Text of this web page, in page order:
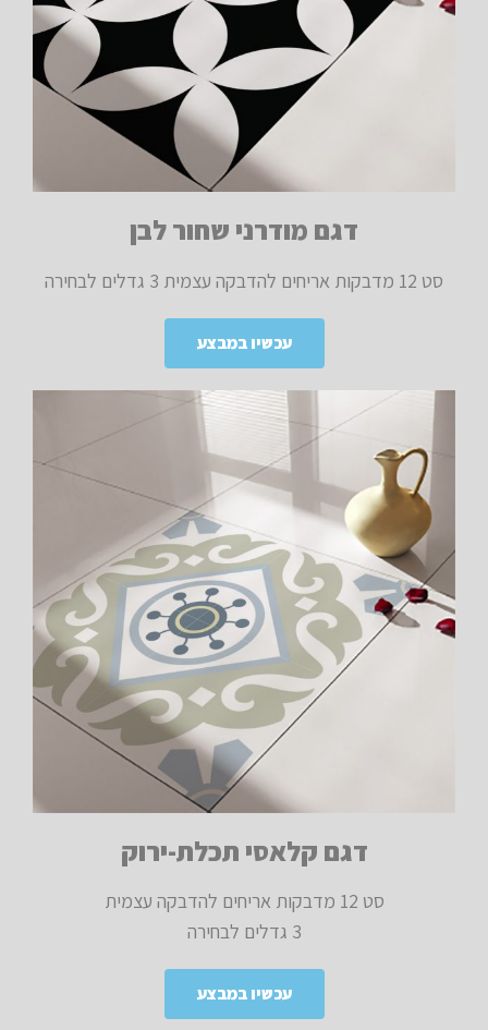
דגם מודרני שחור לבן
סט 12 מדבקות אריחים להדבקה עצמית 3 גדלים לבחירה
עכשיו במבצע
דגם קלאסי תכלת-ירוק
סט 12 מדבקות אריחים להדבקה עצמית
3 גדלים לבחירה
עכשיו במבצע